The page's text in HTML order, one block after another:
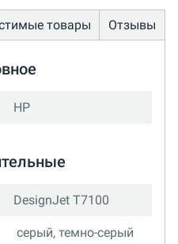
товары Отзывы
HP
DesignJet T7100
серый, темно-серый